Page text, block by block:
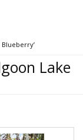
Blueberry’
Lake